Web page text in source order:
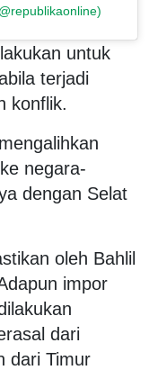
untuk
terjadi
konflik.
negara-
dengan Selat
oleh Bahlil
impor
dari
dari Timur